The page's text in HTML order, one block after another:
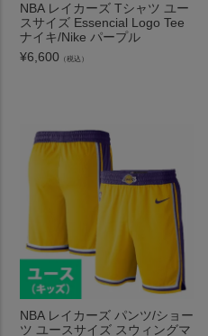
NBA レイカーズ Tシャツ ユー
スサイズ Essencial Logo Tee
ナイキ/Nike パープル
¥6,600 （税込）
NBA レイカーズ パンツ/ショー
ツ ユースサイズ スウィングマ